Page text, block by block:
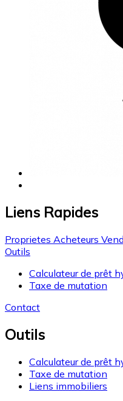
Liens Rapides
Proprietes Acheteurs
Outils
Calculateur de prêt
Taxe de mutation
Contact
Outils
Calculateur de prêt
Taxe de mutation
Liens immobiliers